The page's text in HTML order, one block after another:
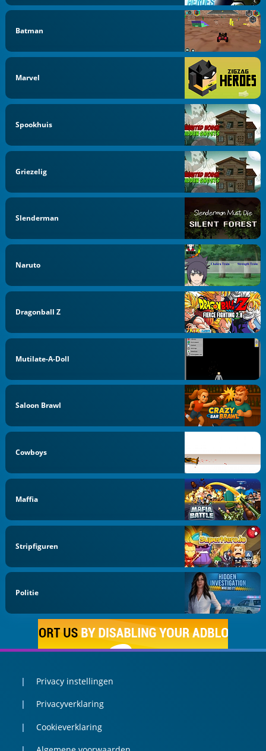
Batman
Marvel
Spookhuis
Griezelig
Slenderman
Naruto
Dragonball Z
Mutilate-A-Doll
Saloon Brawl
Cowboys
Maffia
Stripfiguren
Politie
Privacy instellingen
Privacyverklaring
Cookieverklaring